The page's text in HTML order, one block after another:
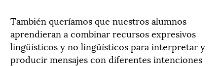
También queríamos que nuestros alumnos
aprendieran a combinar recursos expresivos
lingüísticos y no lingüísticos para interpretar y
producir mensajes con diferentes intenciones